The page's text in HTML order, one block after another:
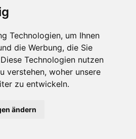
Technologien, um Ihnen
die Werbung, die Sie
Technologien nutzen
verstehen, woher unsere
zu entwickeln.
ändern